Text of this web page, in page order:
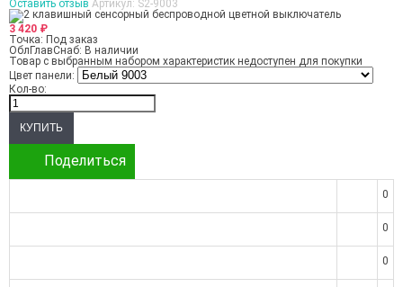
Оставить отзыв Артикул: S2-9003
3 420 ₽
Точка: Под заказ
ОблГлавСнаб: В наличии
Товар с выбранным набором характеристик недоступен для покупки
Цвет панели:
Кол-во:
Поделиться
0
0
0